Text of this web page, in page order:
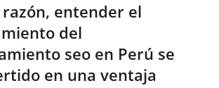
entender el
del
seo en Perú se
en una ventaja